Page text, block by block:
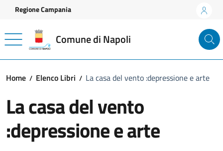
Vai ai contenuti
Vai al footer
Regione Campania
Comune di Napoli
Home Elenco Libri La casa del vento :depressione e arte
La casa del vento
:depressione e arte